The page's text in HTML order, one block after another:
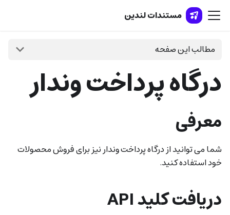
مستندات لندین
مطالب این صفحه
درگاه پرداخت وندار
معرفی
شما می توانید از درگاه پرداخت وندار نیز برای فروش محصولات
خود استفاده کنید.
دریافت کلید API